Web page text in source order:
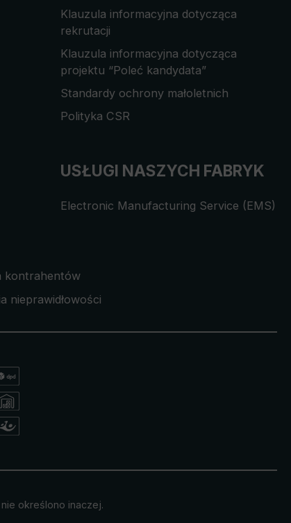
Klauzula informacyjna dotycząca
rekrutacji
Klauzula informacyjna dotycząca
projektu “Poleć kandydata”
Standardy ochrony małoletnich
Polityka CSR
USŁUGI NASZYCH FABRYK
Electronic Manufacturing Service (EMS)
kontrahentów
nieprawidłowości
określono inaczej.